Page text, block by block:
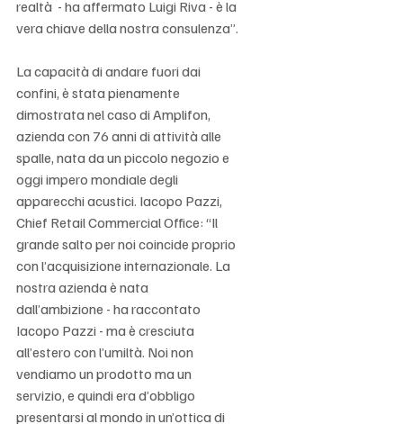
realtà  - ha affermato Luigi Riva - è la
vera chiave della nostra consulenza”.
La capacità di andare fuori dai
confini, è stata pienamente
dimostrata nel caso di Amplifon,
azienda con 76 anni di attività alle
spalle, nata da un piccolo negozio e
oggi impero mondiale degli
apparecchi acustici. Iacopo Pazzi,
Chief Retail Commercial Office: “Il
grande salto per noi coincide proprio
con l’acquisizione internazionale. La
nostra azienda è nata
dall’ambizione - ha raccontato
Iacopo Pazzi - ma è cresciuta
all’estero con l’umiltà. Noi non
vendiamo un prodotto ma un
servizio, e quindi era d’obbligo
presentarsi al mondo in un’ottica di